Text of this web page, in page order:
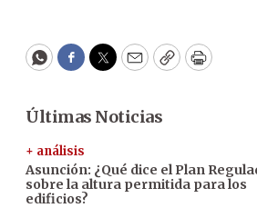
WhatsApp
Facebook
Twitter
EmailCopyPrint
Últimas Noticias
+ análisis
Asunción: ¿Qué dice el Plan
sobre la altura permitida para los
edificios?